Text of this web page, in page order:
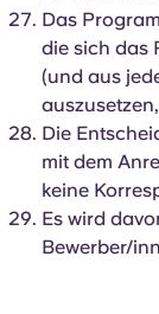
Das
die sich das
(und aus
Die
mit dem
keine
Es wird
Bewerber/